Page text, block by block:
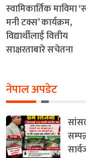
स्वामिकार्तिक माविमा
मनी टक्स’ कार्यक्रम,
विद्यार्थीलाई वित्तीय
साक्षरताबारे सचेतना
नेपाल अपडेट